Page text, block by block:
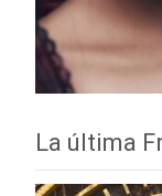
La última